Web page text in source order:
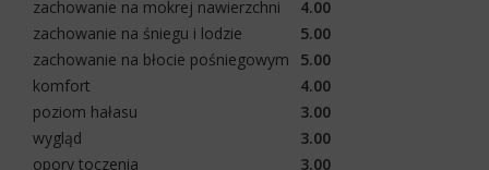
zachowanie na mokrej nawierzchni
4.00
zachowanie na śniegu i lodzie
5.00
zachowanie na błocie pośniegowym
5.00
komfort
4.00
poziom hałasu
3.00
wygląd
3.00
opory toczenia
3.00